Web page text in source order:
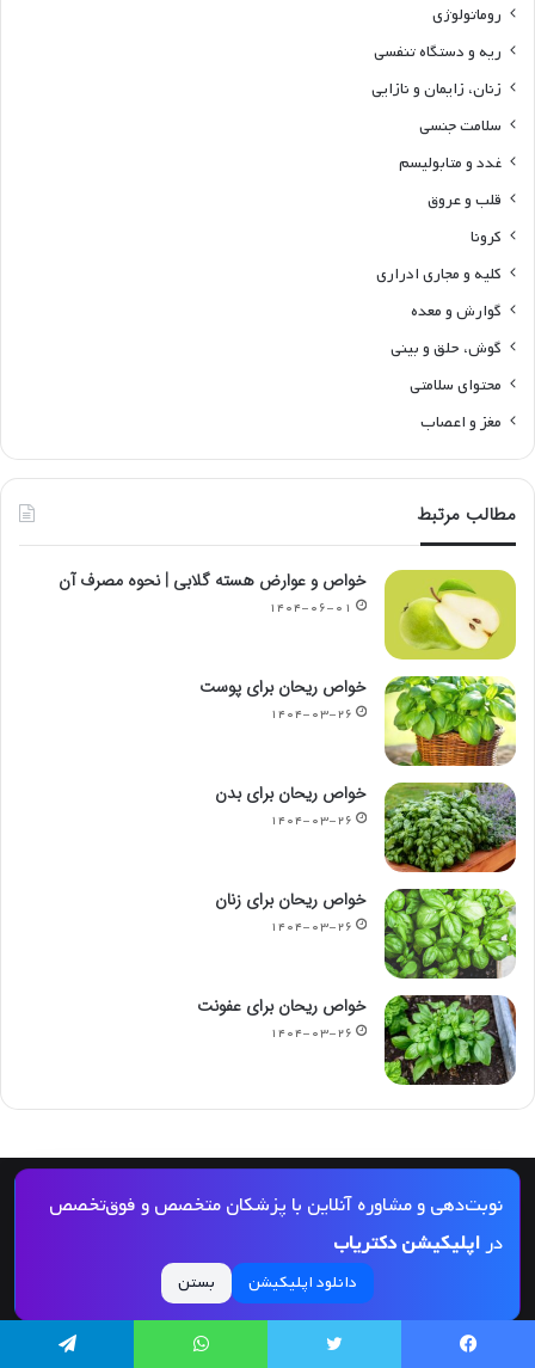
روماتولوژی
ریه و دستگاه تنفسی
زنان، زایمان و نازایی
سلامت جنسی
غدد و متابولیسم
قلب و عروق
کرونا
کلیه و مجاری ادراری
گوارش و معده
گوش، حلق و بینی
محتوای سلامتی
مغز و اعصاب
مطالب مرتبط
خواص و عوارض هسته گلابی | نحوه مصرف آن
۱۴۰۴-۰۶-۰۱
خواص ریحان برای پوست
۱۴۰۴-۰۳-۲۶
خواص ریحان برای بدن
۱۴۰۴-۰۳-۲۶
خواص ریحان برای زنان
۱۴۰۴-۰۳-۲۶
خواص ریحان برای عفونت
۱۴۰۴-۰۳-۲۶
نوبت‌دهی و مشاوره آنلاین با پزشکان متخصص و فوق‌تخصص
دراپلیکیشن دکتریاب
دانلود اپلیکیشن بستن
© کپی رایت 2026, کلیه حقوق مادی و معنوی این مجله و کلیه خدمات آن محفوظ و متعلق
به دکتریاب است و بازنشر مطالب این سایت تنها با ذکر منبع و لینک به این سایت مجاز
می‌باشد |
دکتریاب